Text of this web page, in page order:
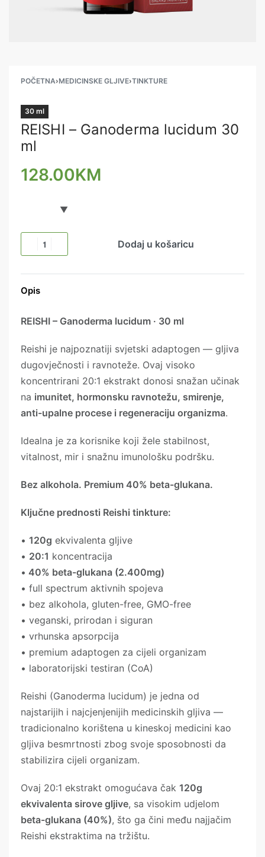
POČETNA›MEDICINSKE GLJIVE›TINKTURE
30 ml
REISHI – Ganoderma lucidum 30
ml
128.00KM
Dodaj u košaricu
Opis
REISHI – Ganoderma lucidum · 30 ml
Reishi je najpoznatiji svjetski adaptogen — gljiva
dugovječnosti i ravnoteže. Ovaj visoko
koncentrirani 20:1 ekstrakt donosi snažan učinak
na imunitet, hormonsku ravnotežu, smirenje,
anti-upalne procese i regeneraciju organizma.
Idealna je za korisnike koji žele stabilnost,
vitalnost, mir i snažnu imunološku podršku.
Bez alkohola. Premium 40% beta-glukana.
Ključne prednosti Reishi tinkture:
• 120g ekvivalenta gljive
• 20:1 koncentracija
• 40% beta-glukana (2.400mg)
• full spectrum aktivnih spojeva
• bez alkohola, gluten-free, GMO-free
• veganski, prirodan i siguran
• vrhunska apsorpcija
• premium adaptogen za cijeli organizam
• laboratorijski testiran (CoA)
Reishi (Ganoderma lucidum) je jedna od
najstarijih i najcjenjenijih medicinskih gljiva —
tradicionalno korištena u kineskoj medicini kao
gljiva besmrtnosti zbog svoje sposobnosti da
stabilizira cijeli organizam.
Ovaj 20:1 ekstrakt omogućava čak 120g
ekvivalenta sirove gljive, sa visokim udjelom
beta-glukana (40%), što ga čini među najjačim
Reishi ekstraktima na tržištu.